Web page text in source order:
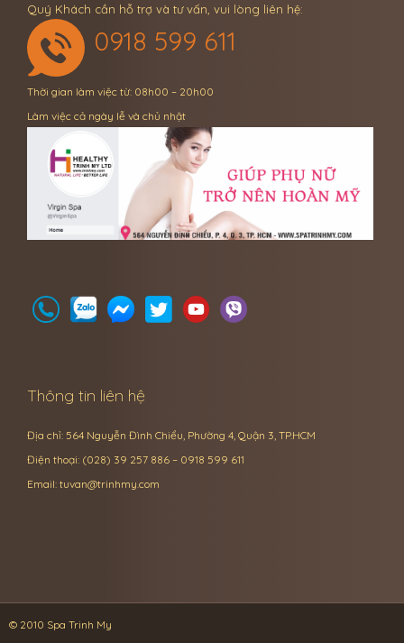
Quý Khách cần hỗ trợ và tư vấn, vui lòng liên hệ:
0918 599 611
Thời gian làm việc từ: 08h00 – 20h00
Làm việc cả ngày lễ và chủ nhật
Thông tin liên hệ
Địa chỉ: 564 Nguyễn Đình Chiểu, Phường 4, Quận 3, TP.HCM
Điện thoại: (028) 39 257 886 – 0918 599 611
Email: tuvan@trinhmy.com
© 2010 Spa Trinh My